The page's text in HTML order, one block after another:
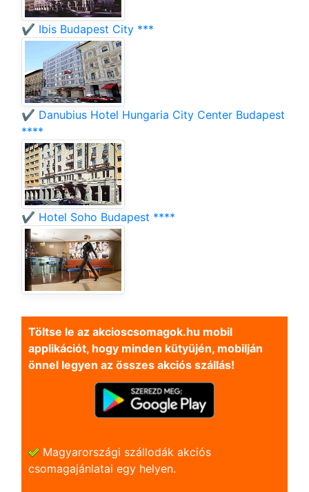
✔️ Ibis Budapest City ***
✔️ Danubius Hotel Hungaria City Center Budapest
****
✔️ Hotel Soho Budapest ****
Töltse le az akcioscsomagok.hu mobil
applikációt, hogy minden kütyüjén, mobilján
önnel legyen az összes akciós szállás!
Magyarországi szállodák akciós
csomagajánlatai egy helyen.